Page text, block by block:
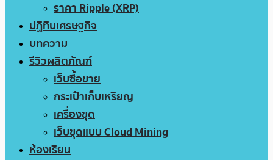
ราคา Ripple (XRP)
ปฏิทินเศรษฐกิจ
บทความ
รีวิวผลิตภัณฑ์
เว็บซื้อขาย
กระเป๋าเก็บเหรียญ
เครื่องขุด
เว็บขุดแบบ Cloud Mining
ห้องเรียน